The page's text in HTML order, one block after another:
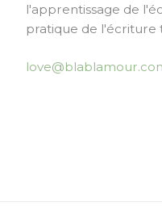
l'apprentissage de
pratique de l'écriture